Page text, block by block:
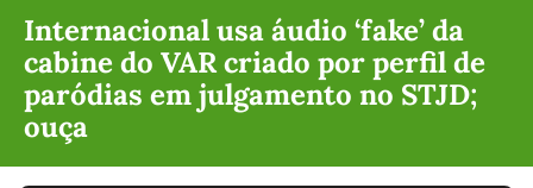
Internacional usa áudio ‘fake’ da
cabine do VAR criado por perfil de
paródias em julgamento no STJD;
ouça